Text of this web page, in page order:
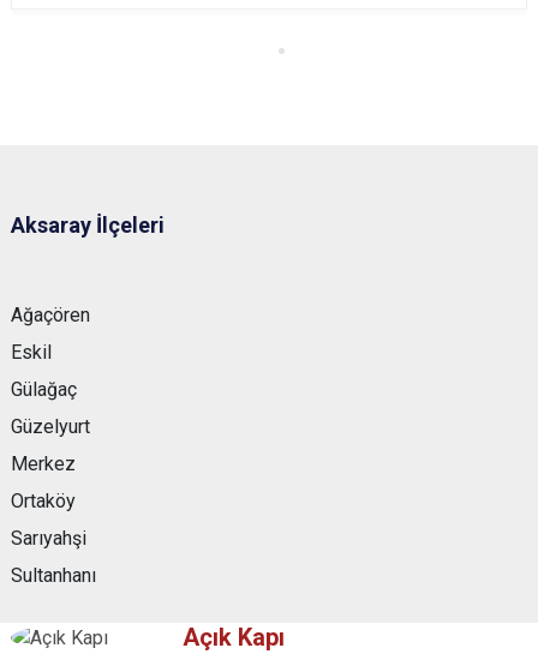
Aksaray İlçeleri
Ağaçören
Eskil
Gülağaç
Güzelyurt
Merkez
Ortaköy
Sarıyahşi
Sultanhanı
Açık Kapı